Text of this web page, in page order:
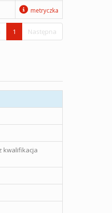
metryczka
1 Następna
kwalifikacja